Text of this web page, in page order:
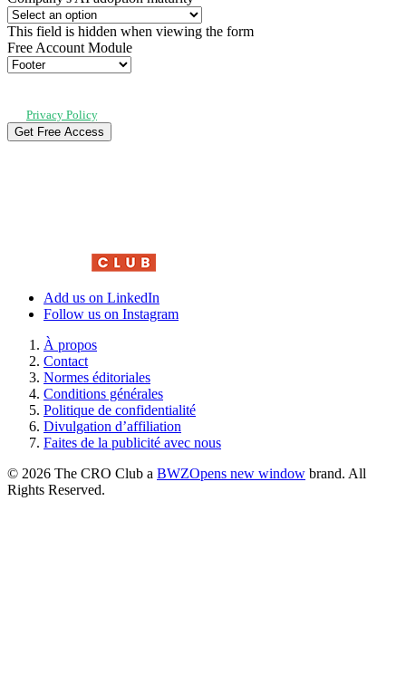
This field is hidden when viewing the form
Free Account Module
Privacy Policy.
Add us on LinkedIn
Follow us on Instagram
À propos
Contact
Normes éditoriales
Conditions générales
Politique de confidentialité
Divulgation d’affiliation
Faites de la publicité avec nous
© 2026 The CRO Club a BWZOpens new window brand. All
Rights Reserved.